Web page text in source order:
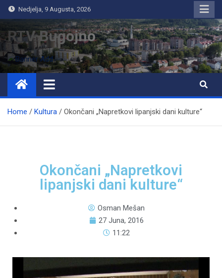
Nedjelja, 9 Augusta, 2026
RTV Bugojno
Home Kultura Okončani „Napretkovi lipanjski dani kulture“
Okončani „Napretkovi
lipanjski dani kulture“
Osman Mešan
27 Juna, 2016
11:22